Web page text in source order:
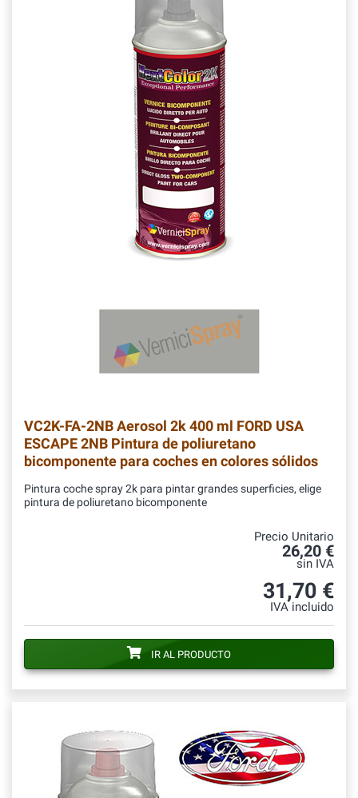
VC2K-FA-2NBAerosol 2k 400 ml FORD USA
ESCAPE 2NB Pintura de poliuretano
bicomponente para coches en colores sólidos
Pintura coche spray 2k para pintar grandes superficies, elige
pintura de poliuretano bicomponente
Precio Unitario
26,20 €
sin IVA
31,70 €
IVA incluido
IR AL PRODUCTO